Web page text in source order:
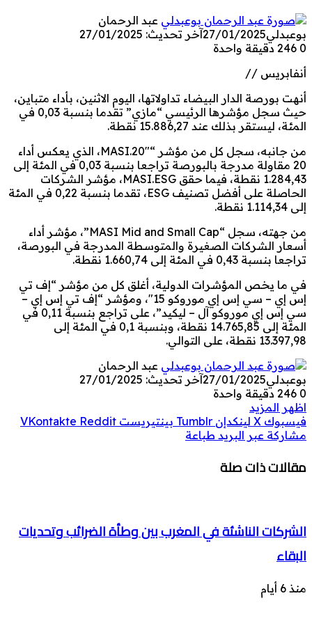
عبد الرحمان
بوعبدلي27/01/2025آخر تحديث: 27/01/2025
0
دقيقة واحدة
أنفابريس //
أنهت بورصة الدار البيضاء تداولاتها، اليوم الاثنين، بأداء متباين،
حيث سجل مؤشرها الرئيسي “مازي” تقدما بنسبة 0,03 في
المئة، ليستقر بذلك عند 15.886,27 نقطة.
من جانبه، سجل كل من مؤشر “MASI.20″، الذي يعكس أداء
20 مقاولة مدرجة بالبورصة تراجعا بنسبة 0,03 في المئة إلى
1.284,43 نقطة، فيما حقق MASI.ESG، مؤشر الشركات
الحاصلة على أفضل تصنيف ESG، تقدما بنسبة 0,22 في المئة
إلى 1.114,34 نقطة.
من جهته، سجل “MASI Mid and Small Cap”، مؤشر أداء
أسعار الشركات الصغيرة والمتوسطة المدرجة في البورصة،
تراجعا بنسبة 0,43 في المئة إلى 1.660,74 نقطة.
في ما يخص المؤشرات الدولية، أغلق كل من مؤشر “إف تي
إس إي – سي إس إي موروكو 15″، ومؤشر “إف تي إس إي –
سي إس إي موروكو آل – ليكيد”، على تراجع بنسبة 0,11 في
المئة إلى 14.765,85 نقطة، وبنسبة 0,1 في المئة إلى
13.397,98 نقطة، على التوالي.
عبد الرحمان
بوعبدلي27/01/2025آخر تحديث: 27/01/2025
0
دقيقة واحدة
اظهر المزيد
فيسبوك ‫X لينكدإن بينتيريست
مشاركة عبر البريد طباعة
مقالات ذات صلة
الشركات الناشئة في المغرب بين وطأة الضرائب وتحديات
البقاء
منذ 6 أيام